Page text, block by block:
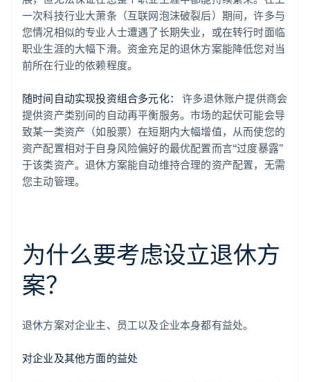
一次科技行业大萧条（互联网泡沫破裂后）期间，许多与
您情况相似的专业人士遭遇了长期失业，或在转行时面临
职业生涯的大幅下滑。资金充足的退休方案能降低您对当
前所在行业的依赖程度。
随时间自动实现投资组合多元化：
许多退休账户提供商会
提供资产类别间的自动再平衡服务。市场的起伏可能会导
致某一类资产（如股票）在短期内大幅增值，从而使您的
资产配置相对于自身风险偏好的最优配置而言“过度暴露”
于该类资产。退休方案能自动维持合理的资产配置，无需
您主动管理。
为什么要考虑设立退休方
案？
退休方案对企业主、员工以及企业本身都有益处。
对企业及其他方面的益处